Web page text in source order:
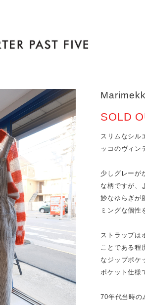
SOLD
スリムなシル
ッコのヴィン
少しグレーが
な柄ですが、
妙なゆらぎが
ミングな個性
ストラップは
ことである程
なジップポケ
ポケット仕様
70年代当時の